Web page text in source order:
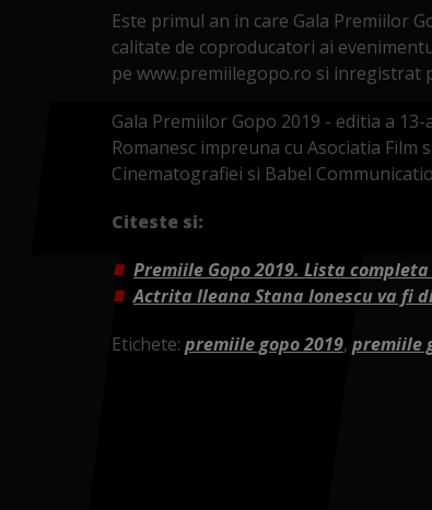
Este primul an in care Gala Premiilor
calitate de coproducatori ai
pe www.premiilegopo.ro si inregistrat
Gala Premiilor Gopo 2019 - editia a
Romanesc impreuna cu Asociatia
Cinematografiei si Babel
Citeste si:
Premiile Gopo 2019. Lista
Actrita Ileana Stana Ionescu va fi
Etichete: premiile gopo 2019, premiile